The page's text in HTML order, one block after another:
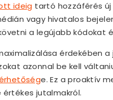
ideig tartó hozzáférés
vagy hivatalos
a legújabb kódokat
érdekében a
azonnal be kell
e. Ez a proaktív
értékes jutalmakról.